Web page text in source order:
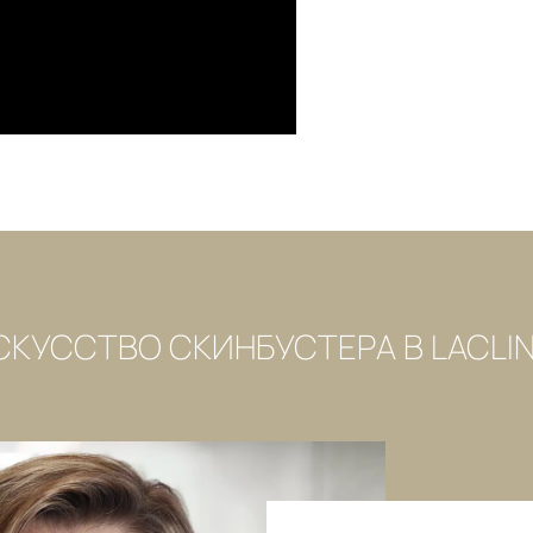
СКИНБУСТЕРА В